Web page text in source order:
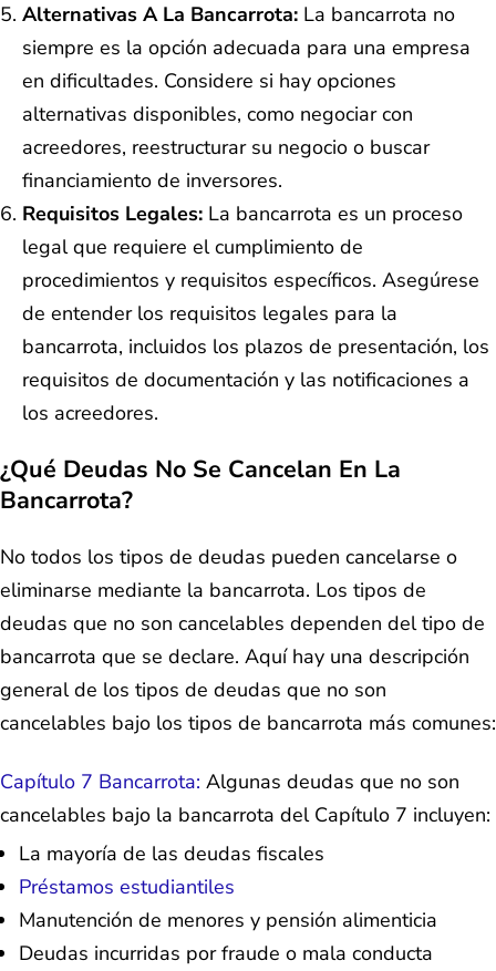
Alternativas A La Bancarrota: La bancarrota no
siempre es la opción adecuada para una empresa
en dificultades. Considere si hay opciones
alternativas disponibles, como negociar con
acreedores, reestructurar su negocio o buscar
financiamiento de inversores.
Requisitos Legales: La bancarrota es un proceso
legal que requiere el cumplimiento de
procedimientos y requisitos específicos. Asegúrese
de entender los requisitos legales para la
bancarrota, incluidos los plazos de presentación, los
requisitos de documentación y las notificaciones a
los acreedores.
¿Qué Deudas No Se Cancelan En La
Bancarrota?
No todos los tipos de deudas pueden cancelarse o
eliminarse mediante la bancarrota. Los tipos de
deudas que no son cancelables dependen del tipo de
bancarrota que se declare. Aquí hay una descripción
general de los tipos de deudas que no son
cancelables bajo los tipos de bancarrota más comunes:
Capítulo 7 Bancarrota: Algunas deudas que no son
cancelables bajo la bancarrota del Capítulo 7 incluyen:
La mayoría de las deudas fiscales
Préstamos estudiantiles
Manutención de menores y pensión alimenticia
Deudas incurridas por fraude o mala conducta